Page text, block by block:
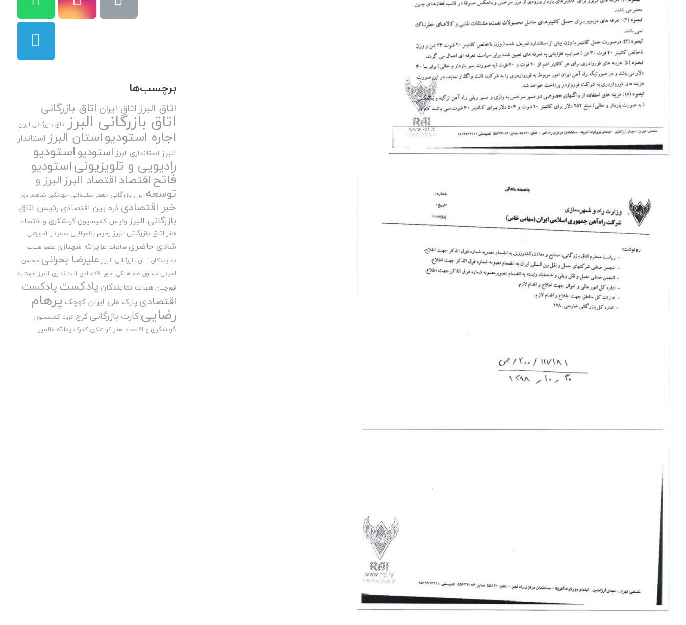
برچسب‌ها
اتاق البرزاتاق ایران اتاق بازرگانی
اتاق بازرگانی البرز اتاق بازرگانی ایران
اجاره استودیواستان البرز استاندار
البرز استانداری البرز استودیواستودیو
رادیویی و تلویزیونیاستودیو
فاتحاقتصاداقتصاد البرزالبرز و
توسعه ایران بازرگانی جعفر سلیمانی جهانگیر شاهمرادی
خبر اقتصادی ذره بین اقتصادی رئیس اتاق
بازرگانی البرز رئیس کمیسیون گردشگری و اقتصاد
هنر اتاق بازرگانی البرز رحیم بنامولایی سمینار آموزشی
شادی حاضری صادرات عزیزالله شهبازی عضو هیات
نمایندگان اتاق بازرگانی البرز علیرضا بحرانی محسن
امینی معاون هماهنگی امور اقتصادی استانداری البرز مهشید
قورچیان هیات نمایندگان پادکستپادکست
اقتصادی پارک ملی ایران کوچک پرهام
رضاییکارت بازرگانیکرج کرونا کمیسیون
گردشگری و اقتصاد هنر گردشگری گمرک یدالله مالمیر